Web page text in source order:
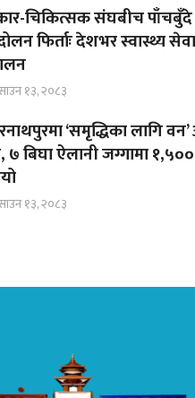
चिकित्सक संघबीच
फिर्ताः देशभर स्वास्थ्य
१३, २०८३
‘समृद्धिका लागि
७ बिघा ऐलानी जग्गामा
१३, २०८३